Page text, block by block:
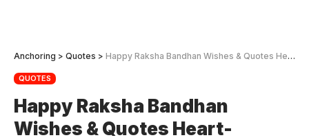
Anchoring > Quotes > Happy Raksha Bandhan Wishes & Quotes Heart-Touching
QUOTES
Happy Raksha Bandhan
Wishes & Quotes Heart-